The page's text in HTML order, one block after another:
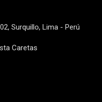
Surquillo, Lima - Perú
Caretas